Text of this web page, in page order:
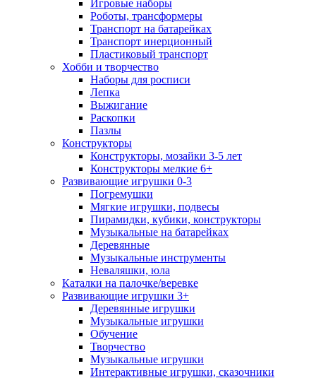
Игровые наборы
Роботы, трансформеры
Транспорт на батарейках
Транспорт инерционный
Пластиковый транспорт
Хобби и творчество
Наборы для росписи
Лепка
Выжигание
Раскопки
Пазлы
Конструкторы
Конструкторы, мозайки 3-5 лет
Конструкторы мелкие 6+
Развивающие игрушки 0-3
Погремушки
Мягкие игрушки, подвесы
Пирамидки, кубики, конструкторы
Музыкальные на батарейках
Деревянные
Музыкальные инструменты
Неваляшки, юла
Каталки на палочке/веревке
Развивающие игрушки 3+
Деревянные игрушки
Музыкальные игрушки
Обучение
Творчество
Музыкальные игрушки
Интерактивные игрушки, сказочники